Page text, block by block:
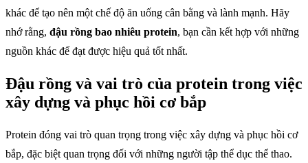
khác để tạo nên một chế độ ăn uống cân bằng và lành mạnh. Hãy
nhớ rằng, đậu rồng bao nhiêu protein, bạn cần kết hợp với những
nguồn khác để đạt được hiệu quả tốt nhất.
Đậu rồng và vai trò của protein trong việc
xây dựng và phục hồi cơ bắp
Protein đóng vai trò quan trọng trong việc xây dựng và phục hồi cơ
bắp, đặc biệt quan trọng đối với những người tập thể dục thể thao.